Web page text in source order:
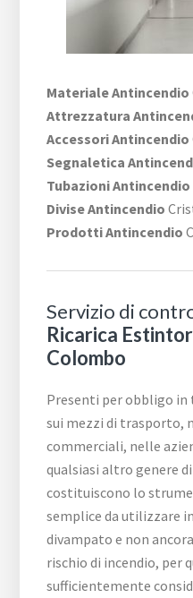
Materiale Antincendio
Attrezzatura
Accessori Antincendio
Segnaletica
Tubazioni Antincendio
Divise Antincendio
Prodotti Antincendio
Servizio di
Ricarica
Colombo
Presenti per obbligo
sui mezzi di trasporto,
commerciali, nelle
qualsiasi altro genere
costituiscono lo
semplice da utilizzare
divampato e non
rischio di incendio, per
sufficientemente